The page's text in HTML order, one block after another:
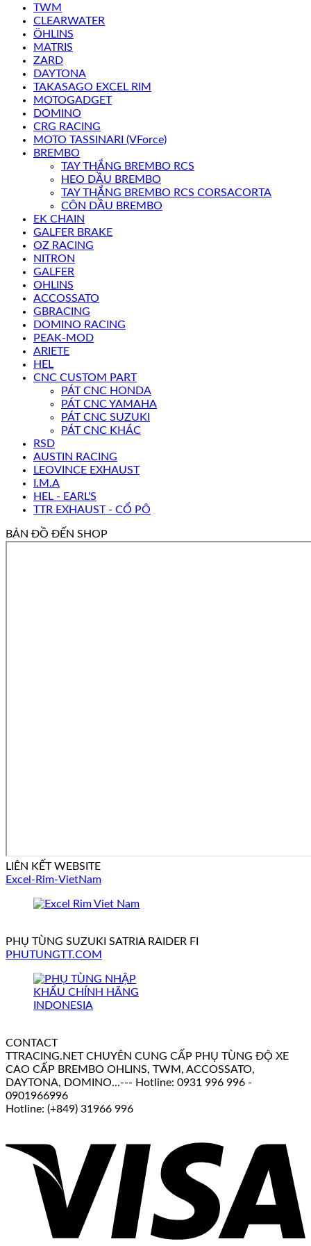
TWM
CLEARWATER
ÖHLINS
MATRIS
ZARD
DAYTONA
TAKASAGO EXCEL RIM
MOTOGADGET
DOMINO
CRG RACING
MOTO TASSINARI (VForce)
BREMBO
TAY THẮNG BREMBO RCS
HEO DẦU BREMBO
TAY THẮNG BREMBO RCS CORSACORTA
CÔN DẦU BREMBO
EK CHAIN
GALFER BRAKE
OZ RACING
NITRON
GALFER
OHLINS
ACCOSSATO
GBRACING
DOMINO RACING
PEAK-MOD
ARIETE
HEL
CNC CUSTOM PART
PÁT CNC HONDA
PÁT CNC YAMAHA
PÁT CNC SUZUKI
PÁT CNC KHÁC
RSD
AUSTIN RACING
LEOVINCE EXHAUST
I.M.A
HEL - EARL'S
TTR EXHAUST - CỔ PÔ
BẢN ĐỒ ĐẾN SHOP
LIÊN KẾT WEBSITE
Excel-Rim-VietNam
PHỤ TÙNG SUZUKI SATRIA RAIDER FI
PHUTUNGTT.COM
CONTACT
TTRACING.NET CHUYÊN CUNG CẤP PHỤ TÙNG ĐỘ XE
CAO CẤP BREMBO OHLINS, TWM, ACCOSSATO,
DAYTONA, DOMINO...--- Hotline: 0931 996 996 -
0901966996
Hotline: (+849) 31966 996